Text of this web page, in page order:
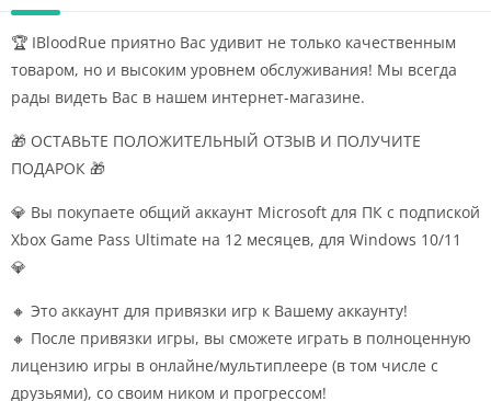
🏆 IBloodRue приятно Вас удивит не только качественным
товаром, но и высоким уровнем обслуживания! Мы всегда
рады видеть Вас в нашем интернет-магазине.
🎁 ОСТАВЬТЕ ПОЛОЖИТЕЛЬНЫЙ ОТЗЫВ И ПОЛУЧИТЕ
ПОДАРОК 🎁
💎 Вы покупаете общий аккаунт Microsoft для ПК с подпиской
Xbox Game Pass Ultimate на 12 месяцев, для Windows 10/11
💎
🔸 Это аккаунт для привязки игр к Вашему аккаунту!
🔸 После привязки игры, вы сможете играть в полноценную
лицензию игры в онлайне/мультиплеере (в том числе с
друзьями), со своим ником и прогрессом!